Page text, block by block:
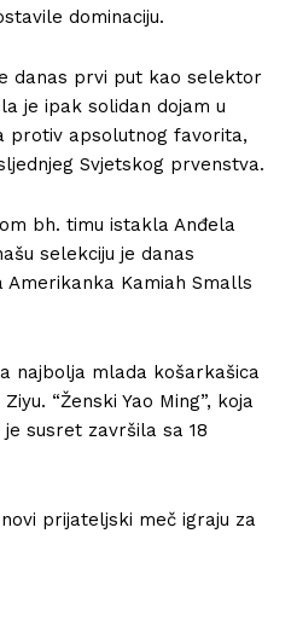
dominaciju.
danas prvi put kao selektor
je ipak solidan dojam u
protiv apsolutnog favorita,
Svjetskog prvenstva.
bh. timu istakla Anđela
selekciju je danas
Kamiah Smalls
najbolja mlada košarkašica
“Ženski Yao Ming”, koja
susret završila sa 18
prijateljski meč igraju za